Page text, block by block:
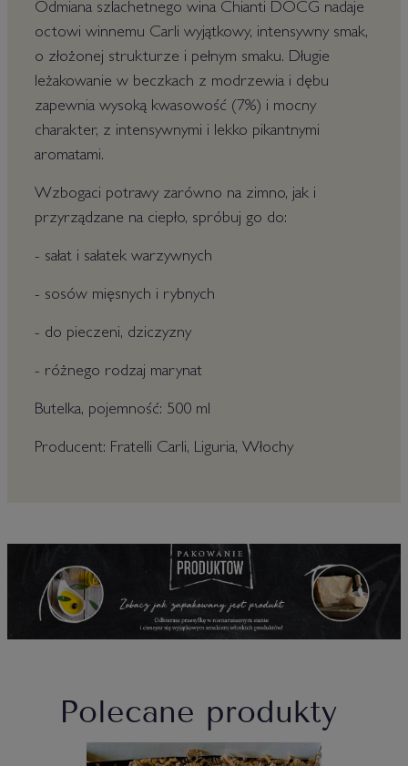
Odmiana szlachetnego wina Chianti DOCG nadaje
octowi winnemu Carli wyjątkowy, intensywny smak,
o złożonej strukturze i pełnym smaku. Długie
leżakowanie w beczkach z modrzewia i dębu
zapewnia wysoką kwasowość (7%) i mocny
charakter, z intensywnymi i lekko pikantnymi
aromatami.
Wzbogaci potrawy zarówno na zimno, jak i
przyrządzane na ciepło, spróbuj go do:
- sałat i sałatek warzywnych
- sosów mięsnych i rybnych
- do pieczeni, dziczyzny
- różnego rodzaj marynat
Butelka, pojemność: 500 ml
Producent: Fratelli Carli, Liguria, Włochy
Polecane produkty